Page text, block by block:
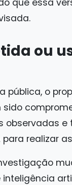
ou
pública, o
observadas
realizar